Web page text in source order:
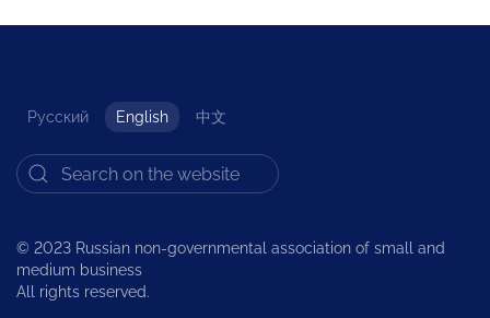
Русский English 中文
© 2023 Russian non-governmental association of small and
medium business
All rights reserved.